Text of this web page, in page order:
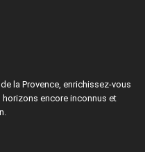
la Provence, enrichissez-vous
encore inconnus et